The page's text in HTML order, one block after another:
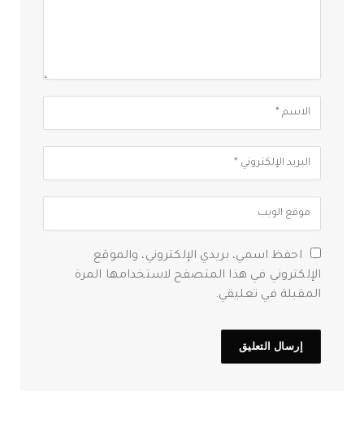
احفظ اسمي، بريدي الإلكتروني، والموقع
الإلكتروني في هذا المتصفح لاستخدامها المرة
المقبلة في تعليقي.